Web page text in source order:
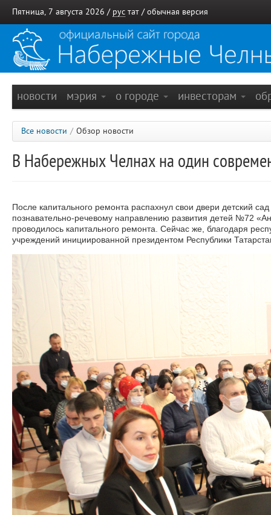
Пятница, 7 августа 2026 / рус тат / обычная версия
новости мэрия о городе инвесторам
Все новости / Обзор новости
В Набережных Челнах на один
После капитального ремонта распахнул свои двери детский
познавательно-речевому направлению развития детей №72
проводилось капитального ремонта. Сейчас же, благодаря
учреждений инициированной президентом Республики